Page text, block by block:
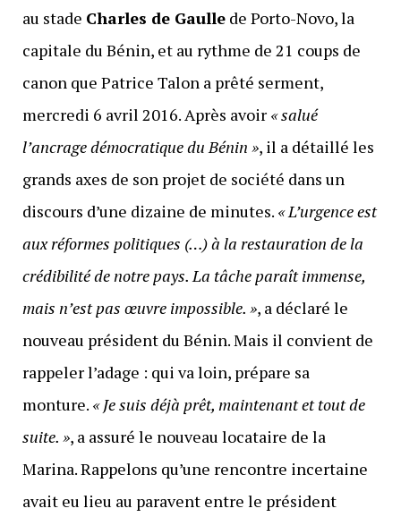
au stade Charles de Gaullede Porto-Novo, la
capitale du Bénin, et au rythme de 21 coups de
canon que Patrice Talon a prêté serment,
mercredi 6 avril 2016. Après avoir « salué
l’ancrage démocratique du Bénin », il a détaillé les
grands axes de son projet de société dans un
discours d’une dizaine de minutes. « L’urgence est
aux réformes politiques (…) à la restauration de la
crédibilité de notre pays. La tâche paraît immense,
mais n’est pas œuvre impossible. », a déclaré le
nouveau président du Bénin. Mais il convient de
rappeler l’adage : qui va loin, prépare sa
monture. « Je suis déjà prêt, maintenant et tout de
suite. », a assuré le nouveau locataire de la
Marina. Rappelons qu’une rencontre incertaine
avait eu lieu au paravent entre le président